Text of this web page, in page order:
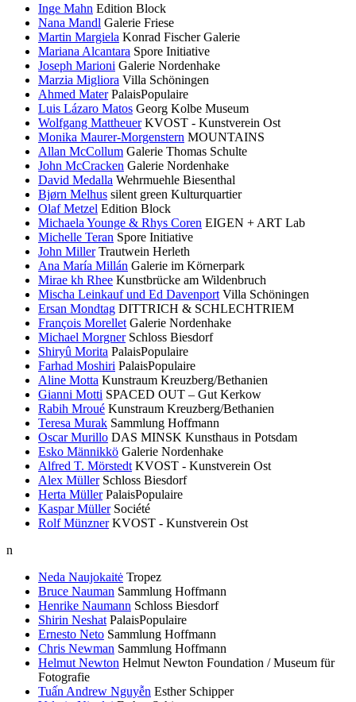
Inge Mahn Edition Block
Nana Mandl Galerie Friese
Martin Margiela Konrad Fischer Galerie
Mariana Alcantara Spore Initiative
Joseph Marioni Galerie Nordenhake
Marzia Migliora Villa Schöningen
Ahmed Mater PalaisPopulaire
Luis Lázaro Matos Georg Kolbe Museum
Wolfgang Mattheuer KVOST - Kunstverein Ost
Monika Maurer-Morgenstern MOUNTAINS
Allan McCollum Galerie Thomas Schulte
John McCracken Galerie Nordenhake
David Medalla Wehrmuehle Biesenthal
Bjørn Melhus silent green Kulturquartier
Olaf Metzel Edition Block
Michaela Younge & Rhys Coren EIGEN + ART Lab
Michelle Teran Spore Initiative
John Miller Trautwein Herleth
Ana María Millán Galerie im Körnerpark
Mirae kh Rhee Kunstbrücke am Wildenbruch
Mischa Leinkauf und Ed Davenport Villa Schöningen
Ersan Mondtag DITTRICH & SCHLECHTRIEM
François Morellet Galerie Nordenhake
Michael Morgner Schloss Biesdorf
Shiryû Morita PalaisPopulaire
Farhad Moshiri PalaisPopulaire
Aline Motta Kunstraum Kreuzberg/Bethanien
Gianni Motti SPACED OUT – Gut Kerkow
Rabih Mroué Kunstraum Kreuzberg/Bethanien
Teresa Murak Sammlung Hoffmann
Oscar Murillo DAS MINSK Kunsthaus in Potsdam
Esko Männikkö Galerie Nordenhake
Alfred T. Mörstedt KVOST - Kunstverein Ost
Alex Müller Schloss Biesdorf
Herta Müller PalaisPopulaire
Kaspar Müller Société
Rolf Münzner KVOST - Kunstverein Ost
n
Neda Naujokaitė Tropez
Bruce Nauman Sammlung Hoffmann
Henrike Naumann Schloss Biesdorf
Shirin Neshat PalaisPopulaire
Ernesto Neto Sammlung Hoffmann
Chris Newman Sammlung Hoffmann
Helmut Newton Helmut Newton Foundation / Museum für
Fotografie
Tuấn Andrew Nguyễn Esther Schipper